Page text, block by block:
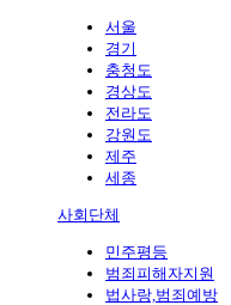
서울
경기
충청도
경상도
전라도
강원도
제주
세종
사회단체
민주평등
범죄피해자지원
법사랑,범죄예방